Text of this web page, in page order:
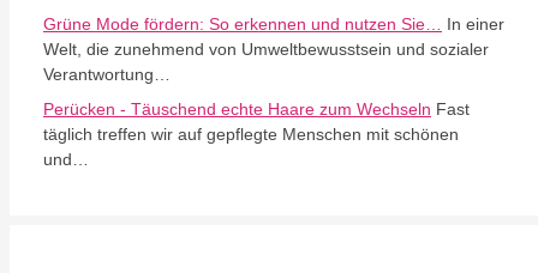
Grüne Mode fördern: So erkennen und nutzen Sie…
In einer
Welt, die zunehmend von Umweltbewusstsein und sozialer
Verantwortung…
Perücken - Täuschend echte Haare zum Wechseln Fast
täglich treffen wir auf gepflegte Menschen mit schönen
und…